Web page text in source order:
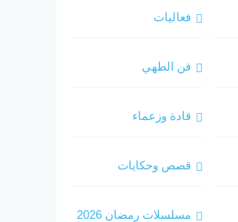
فعاليات
فن الطهي
قادة وزعماء
قصص وحكايات
مسلسلات رمضان 2026